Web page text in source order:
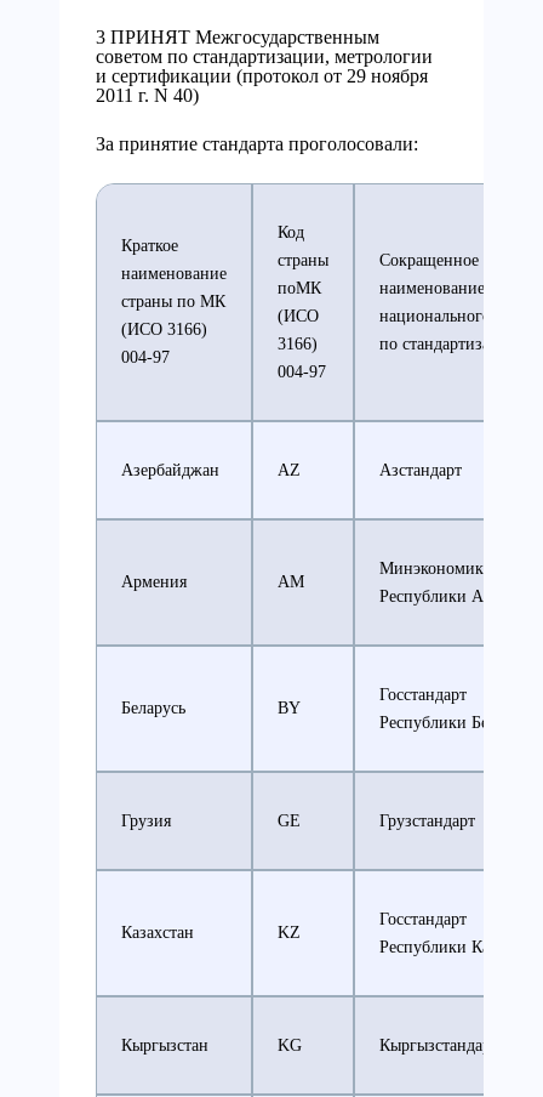
3 ПРИНЯТ Межгосударственным
советом по стандартизации, метрологии
и сертификации (протокол от 29 ноября
2011 г. N 40)
За принятие стандарта проголосовали:
Краткое
наименование
страны по МК
(ИСО 3166)
004-97
Код
страны
поМК
(ИСО
3166)
004-97
Сокращенное
наименование
национального органа
по стандартизации
Азербайджан AZ Азстандарт
Армения AM
Минэкономики
Республики Армения
Беларусь BY
Госстандарт
Республики Беларусь
Грузия GE Грузстандарт
Казахстан KZ
Госстандарт
Республики Казахстан
Кыргызстан KG Кыргызстандарт